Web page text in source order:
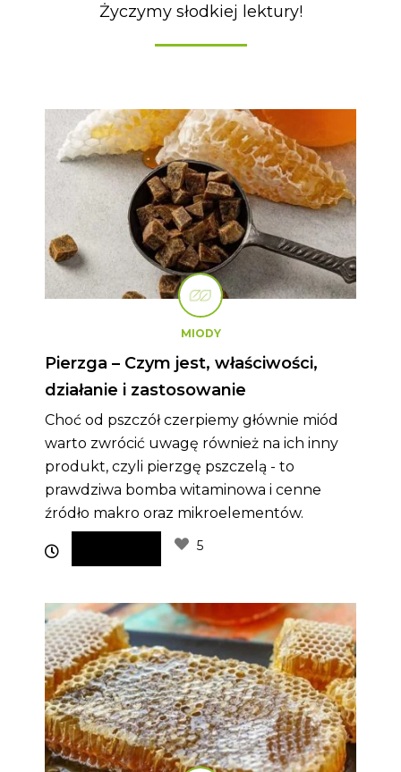
Życzymy słodkiej lektury!
MIODY
Pierzga – Czym jest, właściwości,
działanie i zastosowanie
Choć od pszczół czerpiemy głównie miód
warto zwrócić uwagę również na ich inny
produkt, czyli pierzgę pszczelą - to
prawdziwa bomba witaminowa i cenne
źródło makro oraz mikroelementów.
5